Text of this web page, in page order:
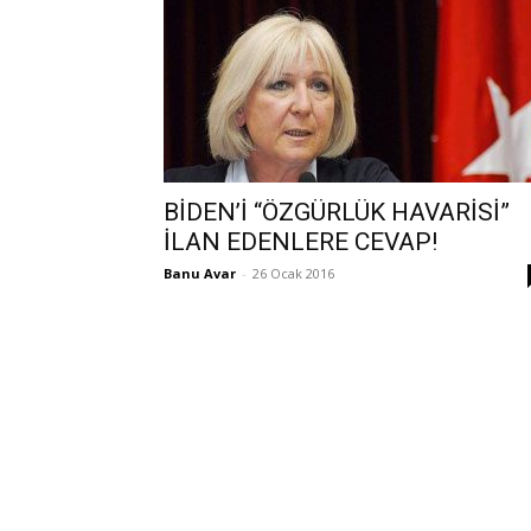
BİDEN’İ “ÖZGÜRLÜK HAVARİSİ”
İLAN EDENLERE CEVAP!
Banu Avar - 26 Ocak 2016